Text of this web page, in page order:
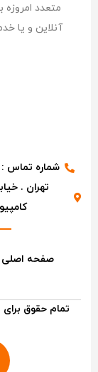
متعدد
آنلاین و یا
شماره تماس : 02188679834
تهران .
صفحه اصلی
تمام حقوق